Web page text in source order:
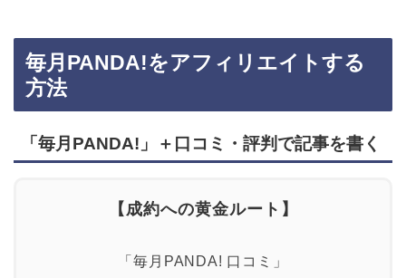
毎月PANDA!をアフィリエイトする
方法
「毎月PANDA!」＋口コミ・評判で記事を書く
【成約への黄金ルート】
「毎月PANDA! 口コミ」